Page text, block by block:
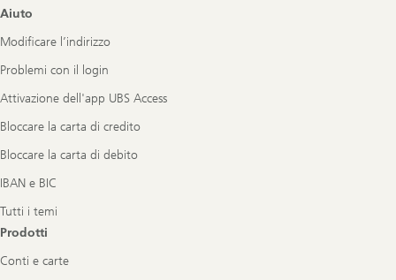
Footer
Aiuto
Modificare l’indirizzo
Problemi con il login
Attivazione dell'app UBS Access
Bloccare la carta di credito
Bloccare la carta di debito
IBAN e BIC
Tutti i temi
Prodotti
Conti e carte